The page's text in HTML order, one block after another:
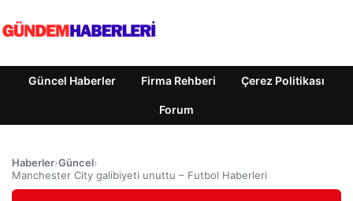
Güncel Haberler Firma Rehberi Çerez Politikası
Forum
Haberler›Güncel›
Manchester City galibiyeti unuttu – Futbol Haberleri